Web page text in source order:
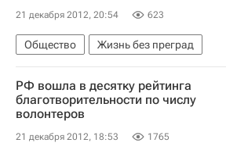
21 декабря 2012, 20:54 623
Общество
Жизнь без преград
Диагноз, которого нет
РФ вошла в десятку рейтинга
благотворительности по числу
волонтеров
21 декабря 2012, 18:53 1765